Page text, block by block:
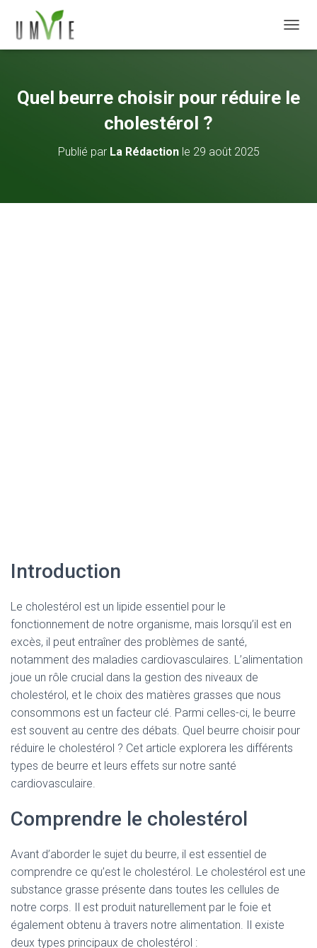
Quel beurre choisir pour réduire le
cholestérol ?
Publié par La Rédactionle 29 août 2025
Introduction
Le cholestérol est un lipide essentiel pour le
fonctionnement de notre organisme, mais lorsqu’il est en
excès, il peut entraîner des problèmes de santé,
notamment des maladies cardiovasculaires. L’alimentation
joue un rôle crucial dans la gestion des niveaux de
cholestérol, et le choix des matières grasses que nous
consommons est un facteur clé. Parmi celles-ci, le beurre
est souvent au centre des débats. Quel beurre choisir pour
réduire le cholestérol ? Cet article explorera les différents
types de beurre et leurs effets sur notre santé
cardiovasculaire.
Comprendre le cholestérol
Avant d’aborder le sujet du beurre, il est essentiel de
comprendre ce qu’est le cholestérol. Le cholestérol est une
substance grasse présente dans toutes les cellules de
notre corps. Il est produit naturellement par le foie et
également obtenu à travers notre alimentation. Il existe
deux types principaux de cholestérol :